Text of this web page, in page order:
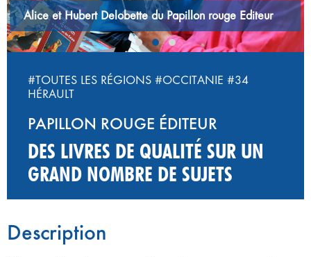
#TOUTES LES RÉGIONS #OCCITANIE #34
HÉRAULT
PAPILLON ROUGE ÉDITEUR
DES LIVRES DE QUALITÉ SUR UN
GRAND NOMBRE DE SUJETS
Description